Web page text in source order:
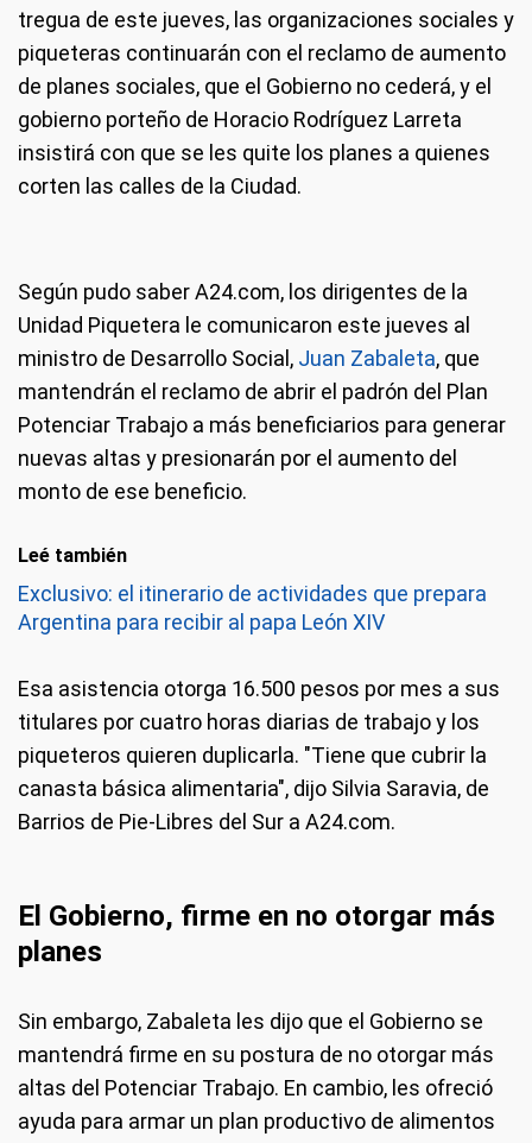
tregua de este jueves, las organizaciones sociales y
piqueteras continuarán con el reclamo de aumento
de planes sociales, que el Gobierno no cederá, y el
gobierno porteño de Horacio Rodríguez Larreta
insistirá con que se les quite los planes a quienes
corten las calles de la Ciudad.
Según pudo saber A24.com, los dirigentes de la
Unidad Piquetera le comunicaron este jueves al
ministro de Desarrollo Social, Juan Zabaleta, que
mantendrán el reclamo de abrir el padrón del Plan
Potenciar Trabajo a más beneficiarios para generar
nuevas altas y presionarán por el aumento del
monto de ese beneficio.
Leé también
Exclusivo: el itinerario de actividades que prepara
Argentina para recibir al papa León XIV
Esa asistencia otorga 16.500 pesos por mes a sus
titulares por cuatro horas diarias de trabajo y los
piqueteros quieren duplicarla. "Tiene que cubrir la
canasta básica alimentaria", dijo Silvia Saravia, de
Barrios de Pie-Libres del Sur a A24.com.
El Gobierno, firme en no otorgar más
planes
Sin embargo, Zabaleta les dijo que el Gobierno se
mantendrá firme en su postura de no otorgar más
altas del Potenciar Trabajo. En cambio, les ofreció
ayuda para armar un plan productivo de alimentos